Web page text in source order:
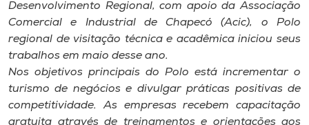
Desenvolvimento Regional, com apoio da Associação
Comercial e Industrial de Chapecó (Acic), o Polo
regional de visitação técnica e acadêmica iniciou seus
trabalhos em maio desse ano.
Nos objetivos principais do Polo está incrementar o
turismo de negócios e divulgar práticas positivas de
competitividade. As empresas recebem capacitação
gratuita através de treinamentos e orientações aos